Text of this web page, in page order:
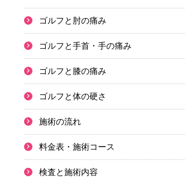
ゴルフと肘の痛み
ゴルフと手首・手の痛み
ゴルフと膝の痛み
ゴルフと体の硬さ
施術の流れ
料金表・施術コース
検査と施術内容